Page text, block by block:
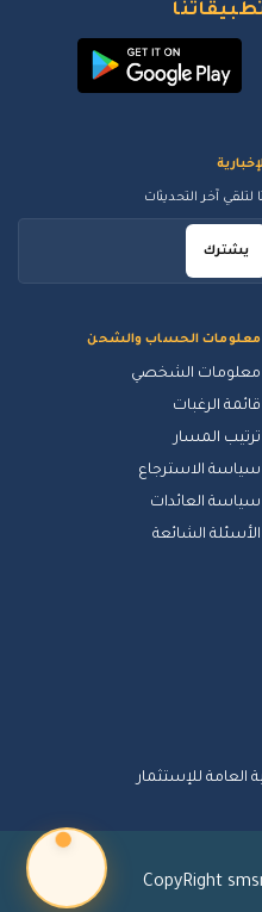
معلومات الحساب والشحن
معلومات الشخصي
قائمة الرغبات
ترتيب المسار
سياسة الاسترجاع
سياسة العائدات
الأسئلة الشائعة
آخر التحديثات
يشترك
العامة للإستثمار
CopyRight